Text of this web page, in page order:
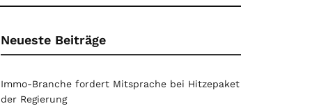
Neueste Beiträge
Immo-Branche fordert Mitsprache bei Hitzepaket
der Regierung